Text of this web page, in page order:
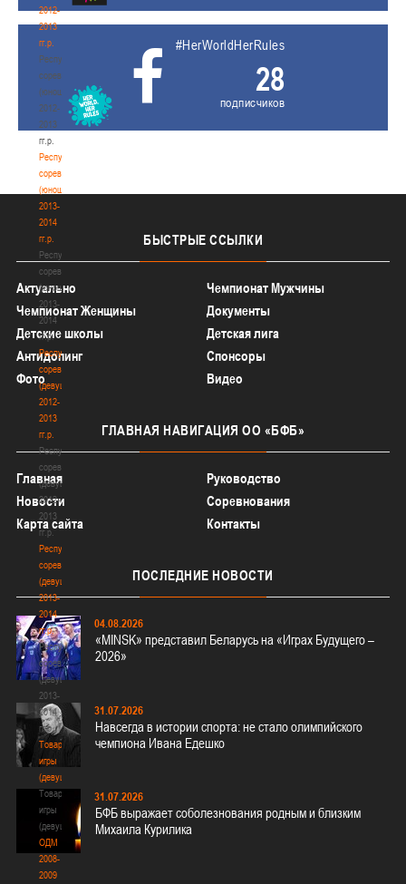
2012-
2013
гг.р.
Республиканские
соревнования
(юноши)
2012-
2013
гг.р.
Республиканские
соревнования
(юноши)
2013-
2014
гг.р.
Республиканские
соревнования
(юноши)
2013-
2014
гг.р.
Республиканские
соревнования
(девушки)
2012-
2013
гг.р.
Республиканские
соревнования
(девушки)
2012-
2013
гг.р.
Республиканские
соревнования
(девушки)
2013-
2014
гг.р.
Республиканские
соревнования
(девушки)
2013-
2014
гг.р.
Товарищеские
игры
(девушки)
Товарищеские
игры
(девушки)
ОДМ
2008-
2009
#HerWorldHerRules
28
подписчиков
БЫСТРЫЕ ССЫЛКИ
Актуально
Чемпионат Мужчины
Чемпионат Женщины
Документы
Детские школы
Детская лига
Антидопинг
Спонсоры
Фото
Видео
ГЛАВНАЯ НАВИГАЦИЯ ОО «БФБ»
Главная
Руководство
Новости
Соревнования
Карта сайта
Контакты
ПОСЛЕДНИЕ НОВОСТИ
04.08.2026
«MINSK» представил Беларусь на «Играх Будущего –
2026»
31.07.2026
Навсегда в истории спорта: не стало олимпийского
чемпиона Ивана Едешко
31.07.2026
БФБ выражает соболезнования родным и близким
Михаила Курилика